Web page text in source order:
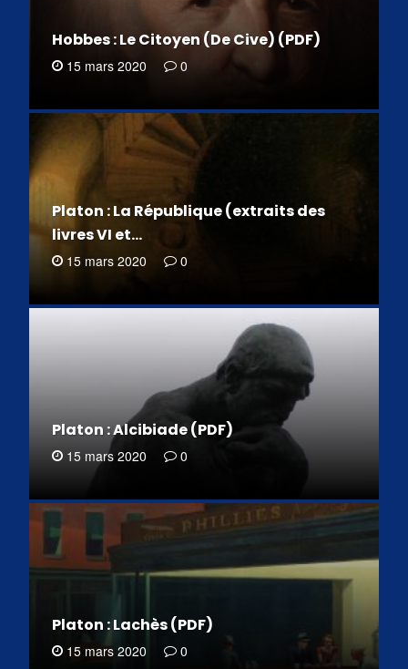
Hobbes : Le Citoyen (De Cive) (PDF)
15 mars 2020 0
Platon : La République (extraits des
livres VI et…
15 mars 2020 0
Platon : Alcibiade (PDF)
15 mars 2020 0
Platon : Lachès (PDF)
15 mars 2020 0